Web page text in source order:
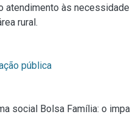
atendimento às
rural.
pública
social Bolsa Família: o